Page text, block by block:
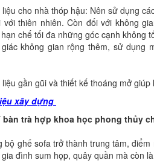
cho nhà thóp hậu: Nên sử dụng
với thiên nhiên. Còn đối với không
chế tối đa những góc cạnh không
không gian rộng thêm, sử dụng
gần gũi và thiết kế thoáng mở
xây dựng
bàn trà hợp khoa học phong thủy
bộ ghế sofa trở thành trung tâm,
đình sum họp, quây quần mà còn